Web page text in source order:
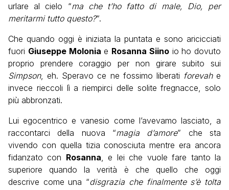
urlare al cielo “ma che t’ho fatto di male, Dio, per
meritarmi tutto questo?“.
Che quando oggi è iniziata la puntata e sono aricicciati
fuori Giuseppe Molonia e Rosanna Siinoio ho dovuto
proprio prendere coraggio per non girare subito sui
Simpson, eh. Speravo ce ne fossimo liberati forevahe
invece rieccoli lì a riempirci delle solite fregnacce, solo
più abbronzati.
Lui egocentrico e vanesio come l’avevamo lasciato, a
raccontarci della nuova “magia d’amore” che sta
vivendo con quella tizia conosciuta mentre era ancora
fidanzato con Rosanna , e lei che vuole fare tanto la
superiore quando la verità è che quello che oggi
descrive come una “disgrazia che finalmente s’è tolta